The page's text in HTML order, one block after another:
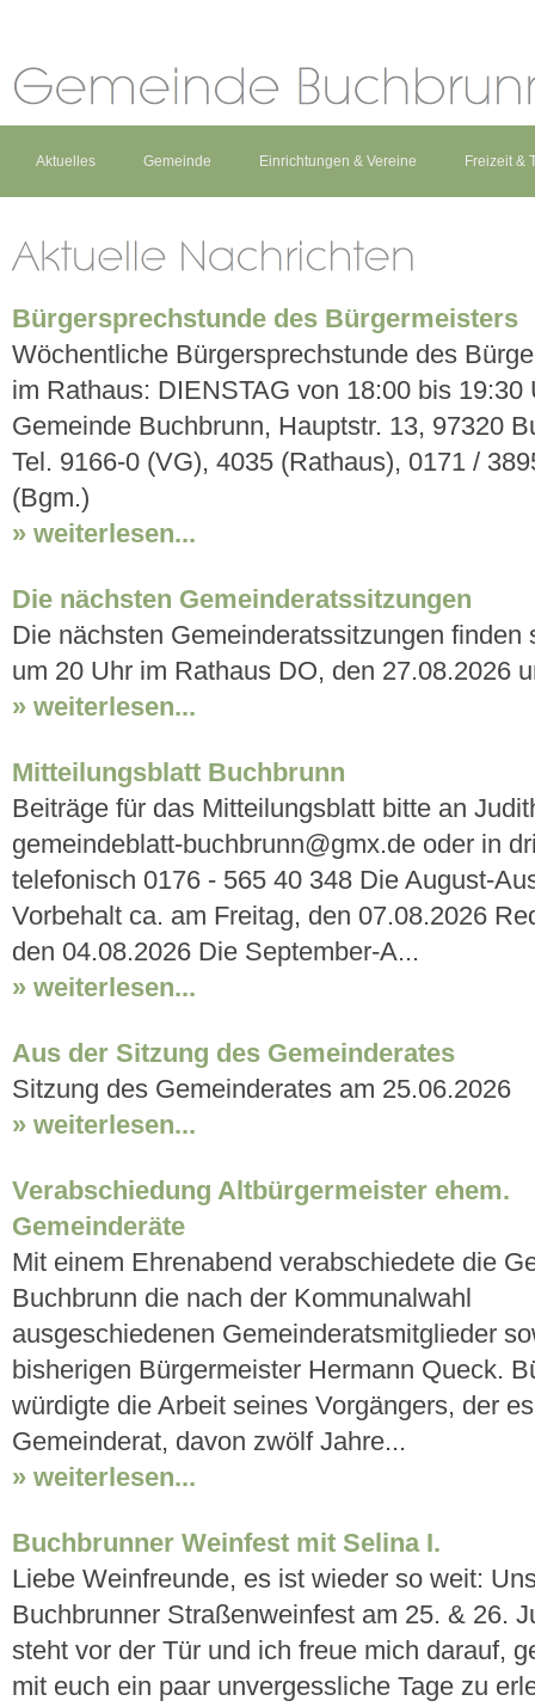
Aktuelles Gemeinde Einrichtungen & Vereine Freizeit &
Bürgersprechstunde des Bürgermeisters
Wöchentliche Bürgersprechstunde des
im Rathaus: DIENSTAG von 18:00 bis 19:30
Gemeinde Buchbrunn, Hauptstr. 13, 97320
Tel. 9166-0 (VG), 4035 (Rathaus), 0171 /
(Bgm.)
» weiterlesen...
Die nächsten Gemeinderatssitzungen
Die nächsten Gemeinderatssitzungen
um 20 Uhr im Rathaus DO, den 27.08.2026
» weiterlesen...
Mitteilungsblatt Buchbrunn
Beiträge für das Mitteilungsblatt bitte an
gemeindeblatt-buchbrunn@gmx.de oder in
telefonisch 0176 - 565 40 348 Die August-
Vorbehalt ca. am Freitag, den 07.08.2026
den 04.08.2026 Die September-A...
» weiterlesen...
Aus der Sitzung des Gemeinderates
Sitzung des Gemeinderates am 25.06.2026
» weiterlesen...
Verabschiedung Altbürgermeister ehem.
Gemeinderäte
Mit einem Ehrenabend verabschiedete die
Buchbrunn die nach der Kommunalwahl
ausgeschiedenen Gemeinderatsmitglieder
bisherigen Bürgermeister Hermann Queck.
würdigte die Arbeit seines Vorgängers, der
Gemeinderat, davon zwölf Jahre...
» weiterlesen...
Buchbrunner Weinfest mit Selina I.
Liebe Weinfreunde, es ist wieder so weit:
Buchbrunner Straßenweinfest am 25. & 26.
steht vor der Tür und ich freue mich darauf,
mit euch ein paar unvergessliche Tage zu